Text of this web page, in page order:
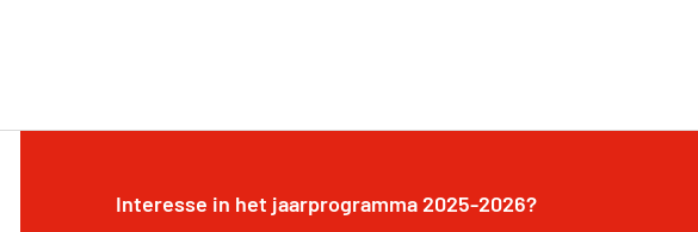
Interesse in het jaarprogramma 2025-2026?